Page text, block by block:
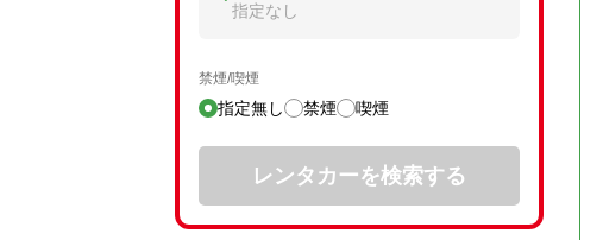
指定なし
禁煙/喫煙
指定無し 禁煙 喫煙
レンタカーを検索する